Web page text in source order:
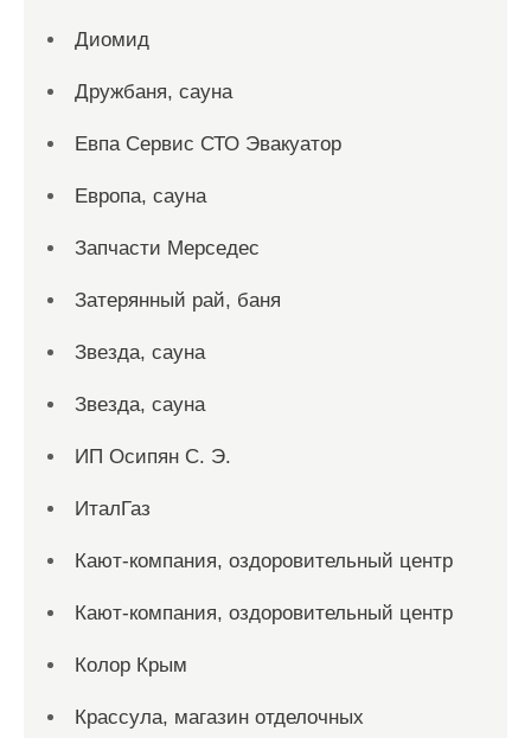
Диомид
Дружбаня, сауна
Евпа Сервис СТО Эвакуатор
Европа, сауна
Запчасти Мерседес
Затерянный рай, баня
Звезда, сауна
Звезда, сауна
ИП Осипян С. Э.
ИталГаз
Кают-компания, оздоровительный центр
Кают-компания, оздоровительный центр
Колор Крым
Крассула, магазин отделочных